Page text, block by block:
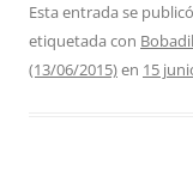
Esta entrada se
etiquetada con
(13/06/2015)en 15